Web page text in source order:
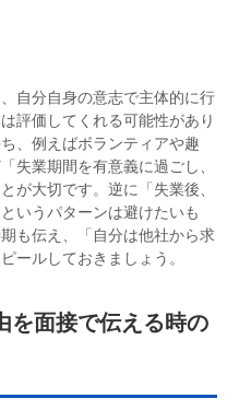
自分自身の意志で主体的に行
評価してくれる可能性があり
、例えばボランティアや趣
失業期間を有意義に過ごし、
が大切です。逆に「失業後、
いうパターンは避けたいも
も伝え、「自分は他社から求
ールしておきましょう。
を面接で伝える時の